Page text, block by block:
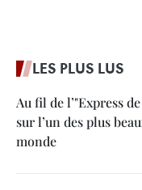
LES PLUS LUS
Au fil de l’"Express
sur l’un des plus
monde